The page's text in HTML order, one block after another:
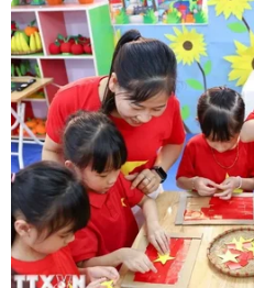
#Quỹ vaccine phòng COVID-19
#nghiên cứu
#thử nghiệm